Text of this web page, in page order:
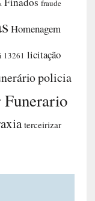
fraude
Homenagem
13261 licitação
policia
terceirizar